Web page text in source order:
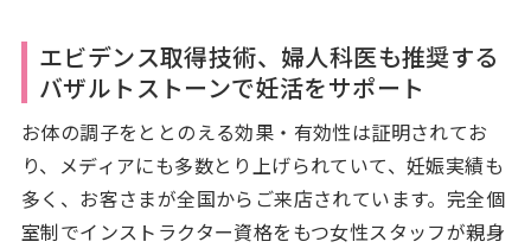
エビデンス取得技術、婦人科医も推奨する
バザルトストーンで妊活をサポート
お体の調子をととのえる効果・有効性は証明されてお
り、メディアにも多数とり上げられていて、妊娠実績も
多く、お客さまが全国からご来店されています。完全個
室制でインストラクター資格をもつ女性スタッフが親身